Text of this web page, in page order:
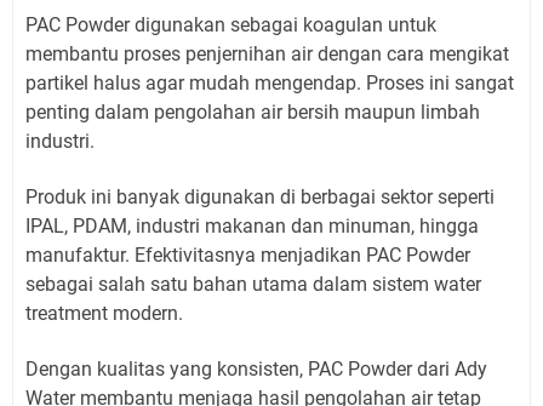
PAC Powder digunakan sebagai koagulan untuk
membantu proses penjernihan air dengan cara mengikat
partikel halus agar mudah mengendap. Proses ini sangat
penting dalam pengolahan air bersih maupun limbah
industri.
Produk ini banyak digunakan di berbagai sektor seperti
IPAL, PDAM, industri makanan dan minuman, hingga
manufaktur. Efektivitasnya menjadikan PAC Powder
sebagai salah satu bahan utama dalam sistem water
treatment modern.
Dengan kualitas yang konsisten, PAC Powder dari Ady
Water membantu menjaga hasil pengolahan air tetap